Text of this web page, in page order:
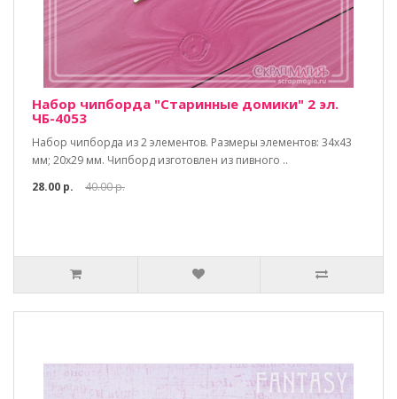
Набор чипборда "Старинные домики" 2 эл.
ЧБ-4053
Набор чипборда из 2 элементов. Размеры элементов: 34х43
мм; 20х29 мм. Чипборд изготовлен из пивного ..
28.00 р.
40.00 р.